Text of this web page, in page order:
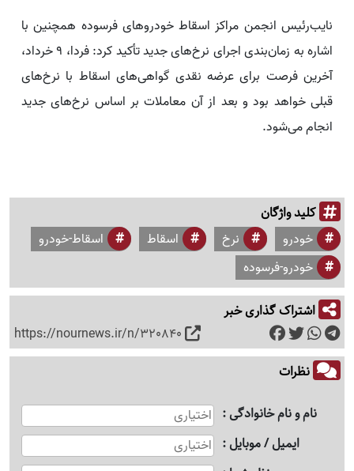
نایب‌رئیس انجمن مراکز اسقاط خودروهای فرسوده همچنین با
اشاره به زمان‌بندی اجرای نرخ‌های جدید تأکید کرد: فردا، 9 خرداد،
آخرین فرصت برای عرضه نقدی گواهی‌های اسقاط با نرخ‌های
قبلی خواهد بود و بعد از آن معاملات بر اساس نرخ‌های جدید
انجام می‌شود.
کلید واژگان
خودرو نرخ اسقاط
اسقاط-خودرو
خودرو-فرسوده
اشتراک گذاری خبر
https://nournews.ir/n/320840
نظرات
نام و نام خانوادگی
ایمیل / موبایل